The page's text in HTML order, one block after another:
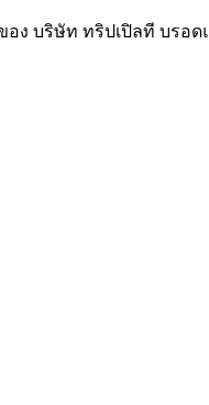
อง บริษัท ทริปเปิลที บรอ